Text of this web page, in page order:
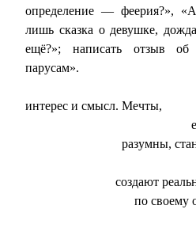
определение — феерия?»,
лишь сказка о девушке,
ещё?»; написать отзыв
парусам».
интерес и смысл. Мечты,
если они
разумны,
еще
создают
по своему